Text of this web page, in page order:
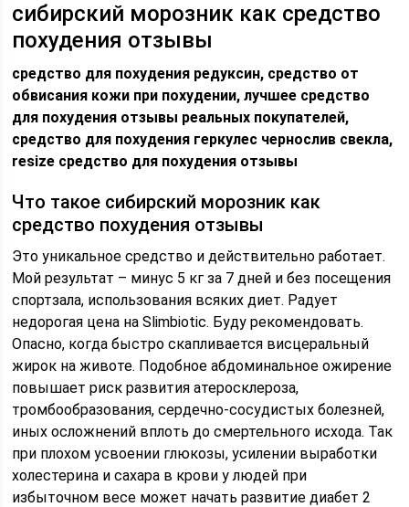
сибирский морозник как средство
похудения отзывы
средство для похудения редуксин, средство от
обвисания кожи при похудении, лучшее средство
для похудения отзывы реальных покупателей,
средство для похудения геркулес чернослив свекла,
resize средство для похудения отзывы
Что такое сибирский морозник как
средство похудения отзывы
Это уникальное средство и действительно работает.
Мой результат – минус 5 кг за 7 дней и без посещения
спортзала, использования всяких диет. Радует
недорогая цена на Slimbiotic. Буду рекомендовать.
Опасно, когда быстро скапливается висцеральный
жирок на животе. Подобное абдоминальное ожирение
повышает риск развития атеросклероза,
тромбообразования, сердечно-сосудистых болезней,
иных осложнений вплоть до смертельного исхода. Так
при плохом усвоении глюкозы, усилении выработки
холестерина и сахара в крови у людей при
избыточном весе может начать развитие диабет 2